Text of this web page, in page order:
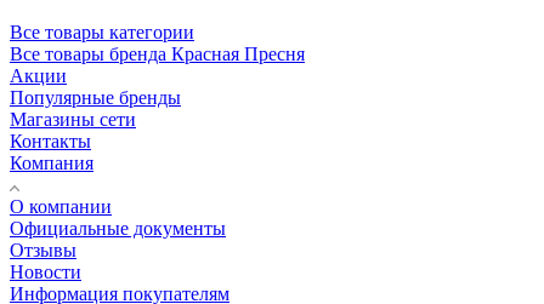
Все товары категории
Все товары бренда Красная Пресня
Акции
Популярные бренды
Магазины сети
Контакты
Компания
О компании
Официальные документы
Отзывы
Новости
Информация покупателям